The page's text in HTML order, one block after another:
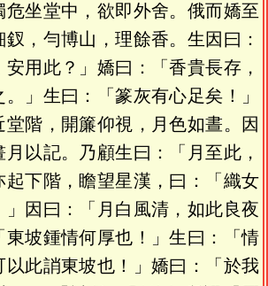
危坐堂中，欲即外舍。俄而嬌至
，勻博山，理餘香。生因曰：
安用此？」嬌曰：「香貴長存，
」生曰：「篆灰有心足矣！」
階，開簾仰視，月色如晝。因
以記。乃顧生曰：「月至此，
起下階，瞻望星漢，曰：「織女
」因曰：「月白風清，如此良夜
東坡鍾情何厚也！」生曰：「情
以此誚東坡也！」嬌曰：「於我